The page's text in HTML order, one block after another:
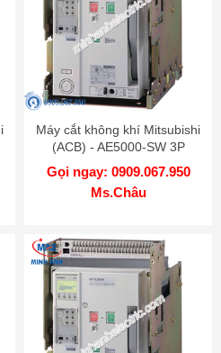
Máy cắt không khí Mitsubishi
(ACB) - AE5000-SW 3P
5000A 130kA DR
Gọi ngay: 0909.067.950
Ms.Châu